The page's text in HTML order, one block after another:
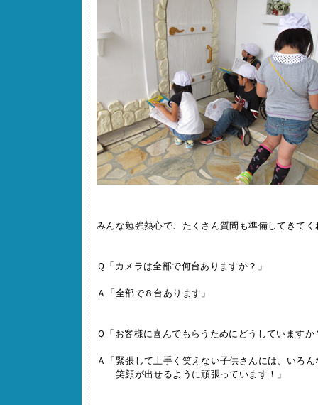
みんな勉強熱心で、たくさん質問も準備してきてく
Ｑ「カメラは全部で何台ありますか？」
Ａ「全部で８台あります」
Ｑ「お客様に喜んでもらうためにどうしていますか
Ａ「緊張して上手く笑えない子供さんには、いろ
笑顔が出せるように頑張っています！」